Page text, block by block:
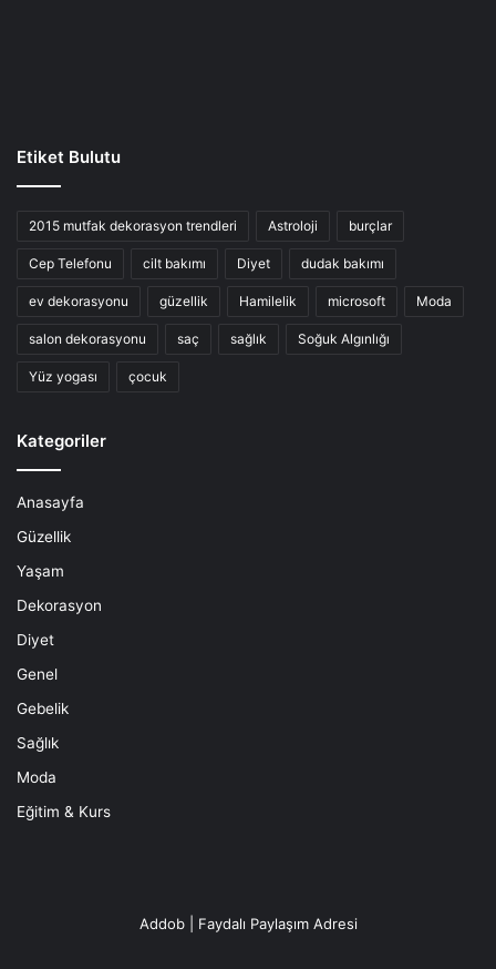
Etiket Bulutu
2015 mutfak dekorasyon trendleri Astroloji burçlar
Cep Telefonu cilt bakımı Diyet dudak bakımı
ev dekorasyonu güzellik Hamilelik microsoft Moda
salon dekorasyonu saç sağlık Soğuk Algınlığı
Yüz yogası çocuk
Kategoriler
Anasayfa
Güzellik
Yaşam
Dekorasyon
Diyet
Genel
Gebelik
Sağlık
Moda
Eğitim & Kurs
Addob | Faydalı Paylaşım Adresi